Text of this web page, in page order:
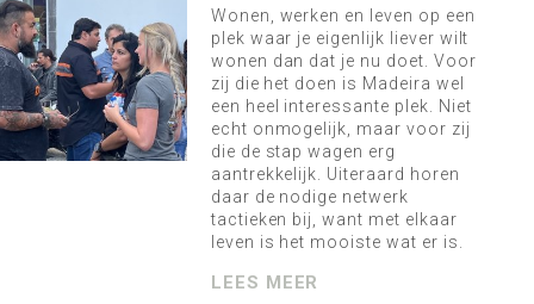
Wonen, werken en leven op een
plek waar je eigenlijk liever wilt
wonen dan dat je nu doet. Voor
zij die het doen is Madeira wel
een heel interessante plek. Niet
echt onmogelijk, maar voor zij
die de stap wagen erg
aantrekkelijk. Uiteraard horen
daar de nodige netwerk
tactieken bij, want met elkaar
leven is het mooiste wat er is.
LEES MEER